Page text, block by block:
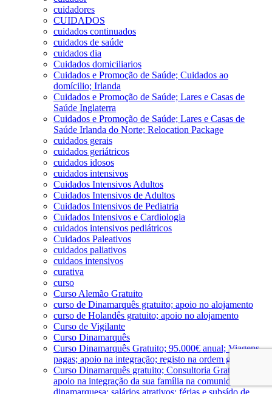
cuidadores
CUIDADOS
cuidados continuados
cuidados de saúde
cuidados dia
Cuidados domiciliarios
Cuidados e Promoção de Saúde; Cuidados ao
domícilio; Irlanda
Cuidados e Promoção de Saúde; Lares e Casas de
Saúde Inglaterra
Cuidados e Promoção de Saúde; Lares e Casas de
Saúde Irlanda do Norte; Relocation Package
cuidados gerais
cuidados geriátricos
cuidados idosos
cuidados intensivos
Cuidados Intensivos Adultos
Cuidados Intensivos de Adultos
Cuidados Intensivos de Pediatria
Cuidados Intensivos e Cardiologia
cuidados intensivos pediátricos
Cuidados Paleativos
cuidados paliativos
cuidaos intensivos
curativa
curso
Curso Alemão Gratuito
curso de Dinamarquês gratuito; apoio no alojamento
curso de Holandês gratuito; apoio no alojamento
Curso de Vigilante
Curso Dinamarquês
Curso Dinamarquês Gratuito; 95.000€ anual; Viagens
pagas; apoio na integração; registo na ordem gratuito
Curso Dinamarquês gratuito; Consultoria Gratuita;
apoio na integração da sua família na comunidade
dinamarquesa; salários atrativos; férias e subsído de